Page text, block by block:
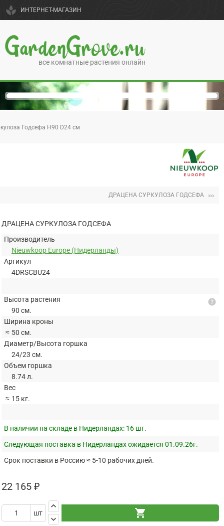
spa ИНТЕРНЕТ-МАГАЗИН
GardenGrove.ru
все комнатные растения онлайн
Годсефа H90 D24 см
ДРАЦЕНА СУРКУЛОЗА ГОДСЕФА ›››
ДРАЦЕНА СУРКУЛОЗА ГОДСЕФА
Производитель
Nieuwkoop Europe (Нидерланды)
Артикул
4DRSCBU24
Высота растения
90 см.
Ширина кроны
≈ 50 см.
Диаметр/Высота горшка
24/23 см.
Объем горшка
8.74 л.
Вес
≈ 15 кг.
help
В наличии на складе в Нидерландах: 16 шт.
Следующая поставка в Нидерландах ожидается 01.09.26г.
Срок поставки в Россию ≈ 5-10 рабочих дней.
22 165 ₽
шт
keyboard_arrow_up
keyboard_arrow_down
shopping_cart